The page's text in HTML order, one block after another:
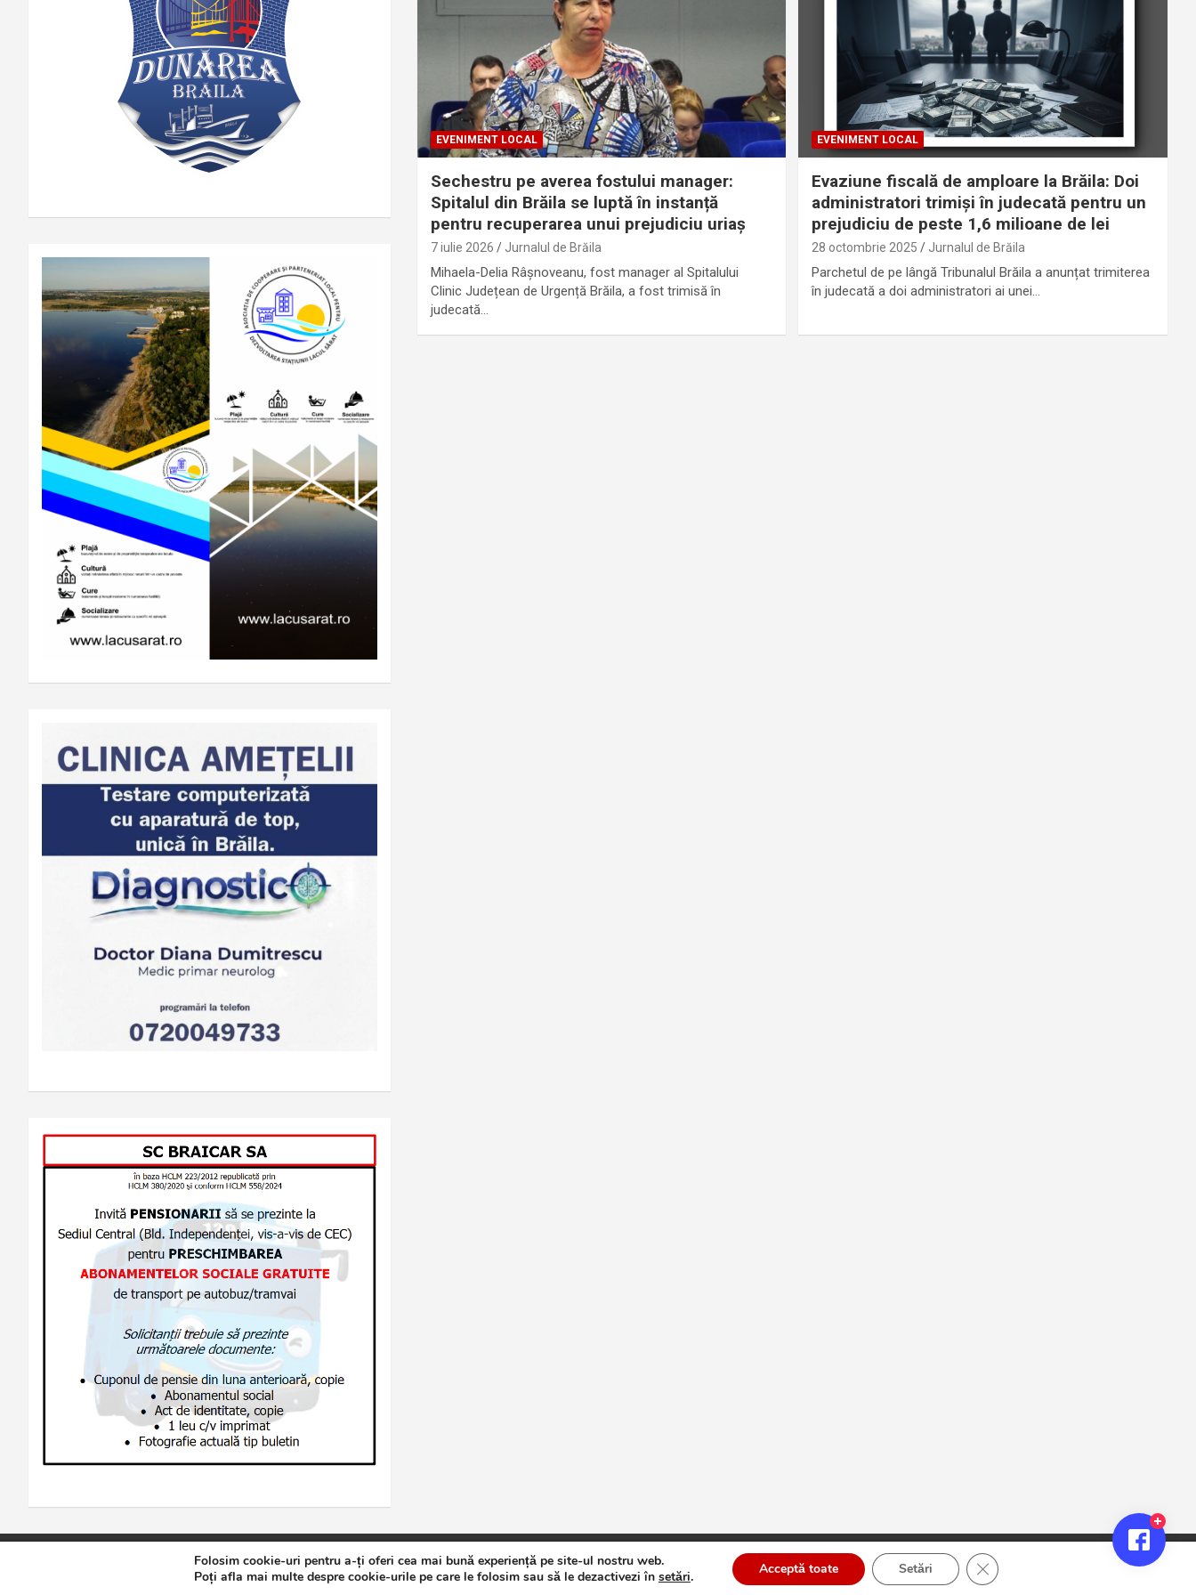
EVENIMENT LOCAL
Sechestru pe averea fostului manager:
Spitalul din Brăila se luptă în instanță
pentru recuperarea unui prejudiciu uriaș
7 iulie 2026 Jurnalul de Brăila
Mihaela-Delia Râșnoveanu, fost manager al Spitalului
Clinic Județean de Urgență Brăila, a fost trimisă în
judecată…
EVENIMENT LOCAL
Evaziune fiscală de amploare la Brăila: Doi
administratori trimiși în judecată pentru un
prejudiciu de peste 1,6 milioane de lei
28 octombrie 2025 Jurnalul de Brăila
Parchetul de pe lângă Tribunalul Brăila a anunțat trimiterea
în judecată a doi administratori ai unei…
Jurnalul de Brăila Politică de confidențialitate Theme by:Theme Horse Proudly Powered by: WordPress
Folosim cookie-uri pentru a-ți oferi cea mai bună experiență pe site-ul nostru web.
Poți afla mai multe despre cookie-urile pe care le folosim sau să le dezactivezi în setări. Acceptă toate Setări Close GDPR Cookie Banner